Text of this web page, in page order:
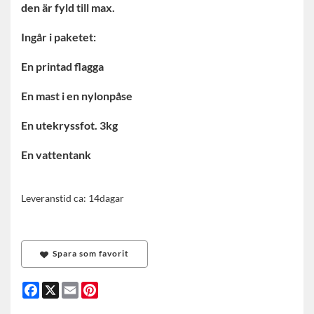
den är fyld till max.
Ingår i paketet:
En printad flagga
En mast i en nylonpåse
En utekryssfot. 3kg
En vattentank
Leveranstid ca: 14dagar
Spara som favorit
Facebook
X Email